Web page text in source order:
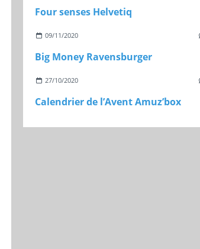
Four senses Helvetiq
09/11/2020
Big Money Ravensburger
27/10/2020
Calendrier de l’Avent Amuz’box